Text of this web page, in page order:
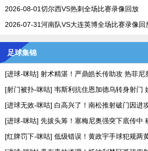
2026-08-01切尔西VS热刺全场比赛录像回放
2026-07-31河南队VS大连英博全场比赛录像回
足球集锦
[进球-咪咕] 射术精湛！严鼎皓长传助攻 热菲尼
[射门被扑-咪咕] 韦斯利抗住恩加德乌转身射门
[进球无效-咪咕] 白高兴了！南松推射破门因进
[进球-咪咕] 先拔头筹！塞梅尼奥强突下底传中
[红牌罚下-咪咕] 低级错误！黄政宇手球犯规两